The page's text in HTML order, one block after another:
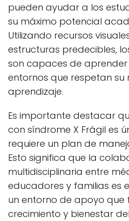
pueden ayudar a los
su máximo potencial
Utilizando recursos
estructuras predecibles,
son capaces de
entornos que respetan su
aprendizaje.
Es importante destacar
con síndrome X Frágil es
requiere un plan de
Esto significa que la
multidisciplinaria entre
educadores y familias es
un entorno de apoyo que
crecimiento y bienestar